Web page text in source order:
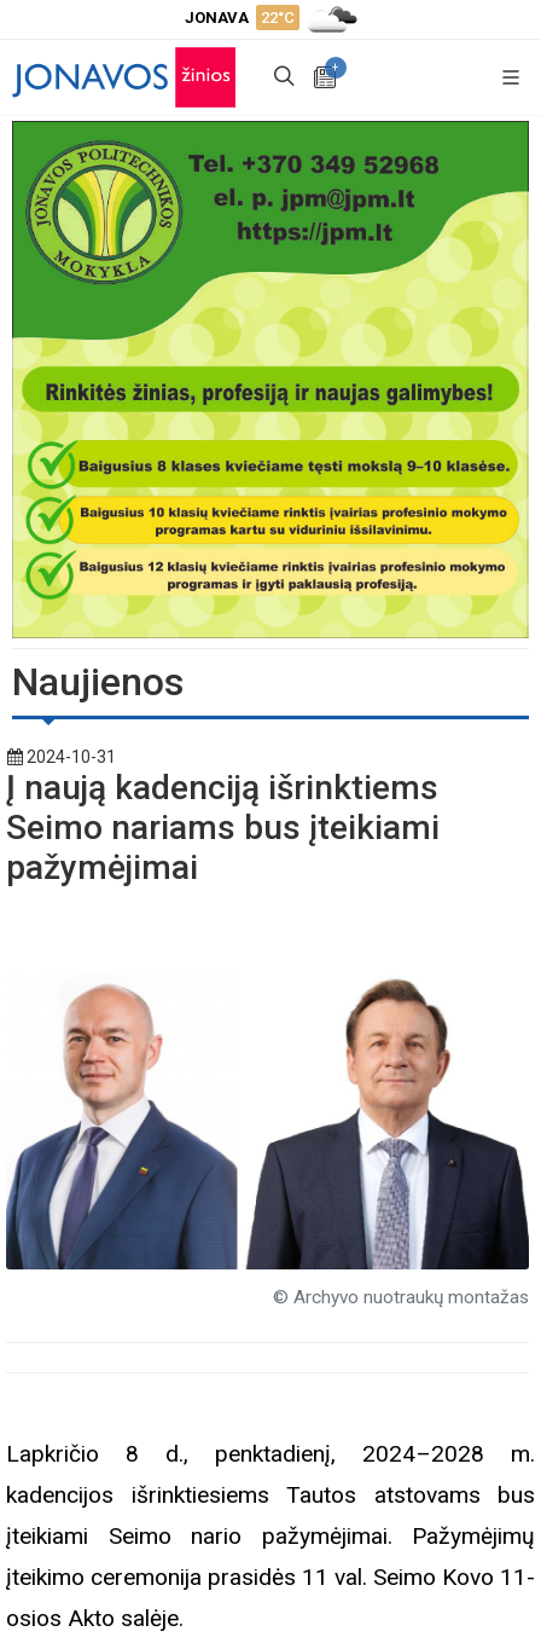
JONAVA 22°C
+
Naujienos
2024-10-31
Į naują kadenciją išrinktiems
Seimo nariams bus įteikiami
pažymėjimai
© Archyvo nuotraukų montažas
Lapkričio 8 d., penktadienį, 2024–2028 m.
kadencijos išrinktiesiems Tautos atstovams bus
įteikiami Seimo nario pažymėjimai. Pažymėjimų
įteikimo ceremonija prasidės 11 val. Seimo Kovo 11-
osios Akto salėje.